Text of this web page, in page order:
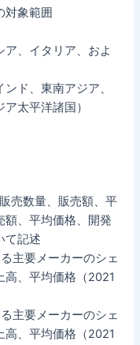
対象範囲
、イタリア、およ
ド、東南アジア、
太平洋諸国）
売数量、販売額、平
額、平均価格、開発
て記述
主要メーカーのシェ
高、平均価格（2021
主要メーカーのシェ
高、平均価格（2021